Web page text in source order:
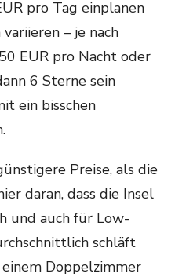
pro Tag einplanen
– je nach
EUR pro Nacht oder
6 Sterne sein
ein bisschen
Preise, als die
daran, dass die Insel
und auch für Low-
schläft
Doppelzimmer